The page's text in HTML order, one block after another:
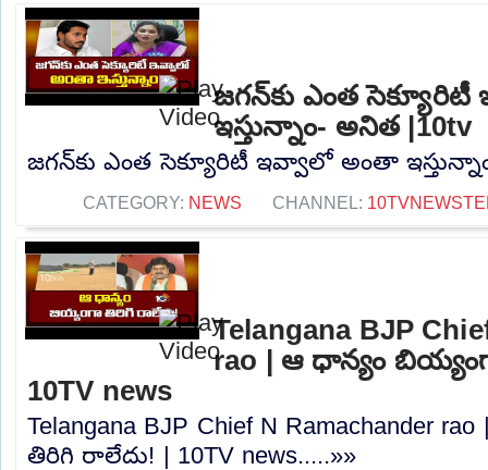
జగన్‌కు ఎంత
ఇస్తున్నాం- అనిత |10tv
జగన్‌కు ఎంత సెక్యూరిటీ ఇవ్వాలో అంతా
CATEGORY: NEWS CHANNEL:
Telangana BJP
rao | ఆ ధాన్యం
10TV news
Telangana BJP Chief N Ramachander
తిరిగి రాలేదు! | 10TV news.....»»